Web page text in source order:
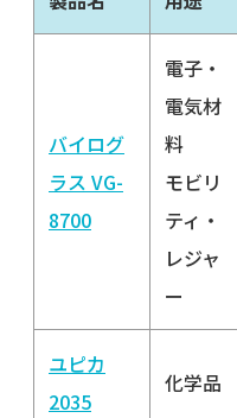
バイログ
ラス VG-
8700
電子・
電気材
料
モビリ
ティ・
レジャ
ー
ユピカ
2035
化学品